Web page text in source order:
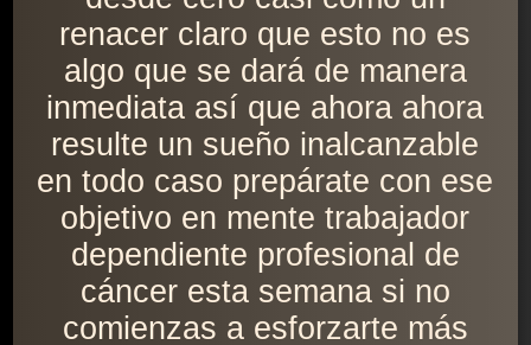
renacer claro que esto no es
algo que se dará de manera
inmediata así que ahora ahora
resulte un sueño inalcanzable
en todo caso prepárate con ese
objetivo en mente trabajador
dependiente profesional de
cáncer esta semana si no
comienzas a esforzarte más